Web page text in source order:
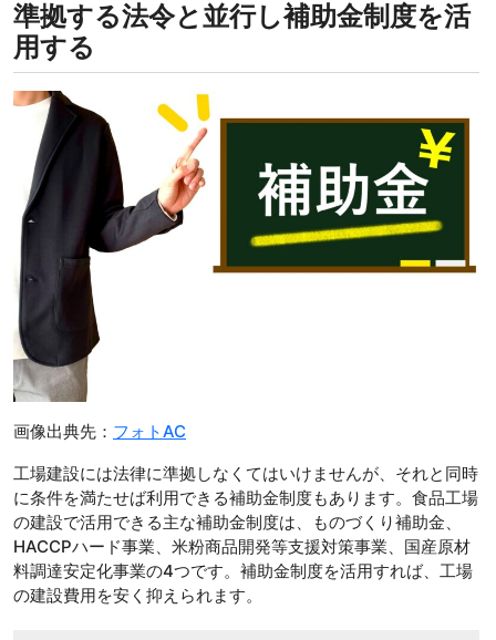
準拠する法令と並行し補助金制度を活
用する
画像出典先： フォトAC
工場建設には法律に準拠しなくてはいけませんが、それと同時
に条件を満たせば利用できる補助金制度もあります。食品工場
の建設で活用できる主な補助金制度は、ものづくり補助金、
HACCPハード事業、米粉商品開発等支援対策事業、国産原材
料調達安定化事業の4つです。補助金制度を活用すれば、工場
の建設費用を安く抑えられます。